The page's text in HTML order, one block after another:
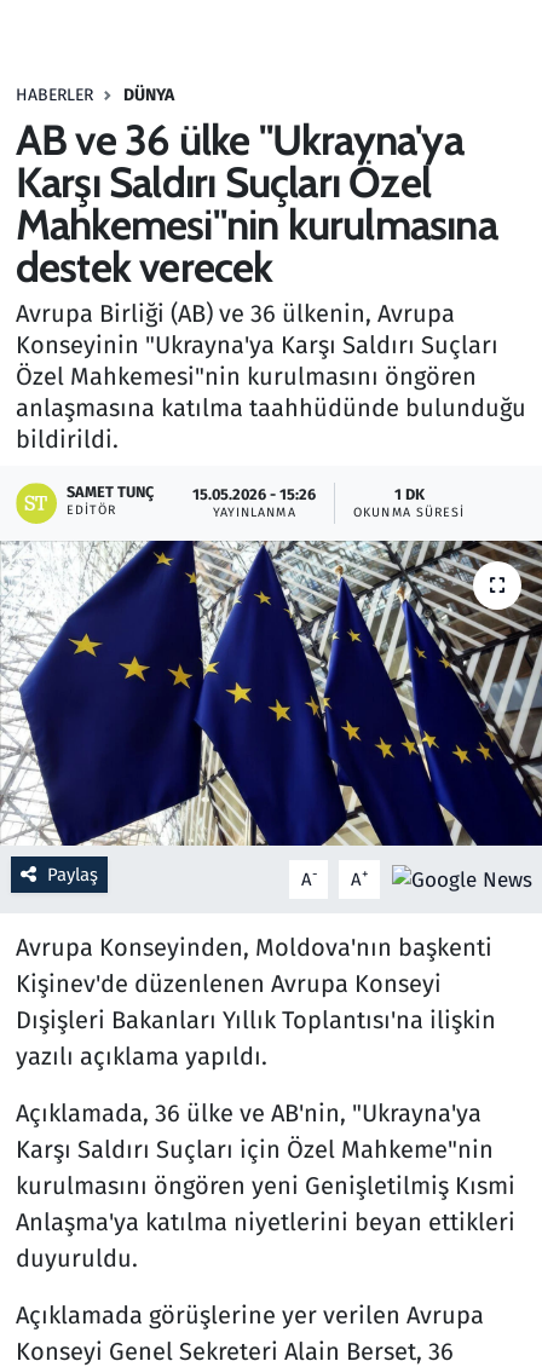
HABERLER DÜNYA
AB ve 36 ülke "Ukrayna'ya
Karşı Saldırı Suçları Özel
Mahkemesi"nin kurulmasına
destek verecek
Avrupa Birliği (AB) ve 36 ülkenin, Avrupa
Konseyinin "Ukrayna'ya Karşı Saldırı Suçları
Özel Mahkemesi"nin kurulmasını öngören
anlaşmasına katılma taahhüdünde bulunduğu
bildirildi.
SAMET TUNÇ
EDITÖR
15.05.2026 - 15:26
YAYINLANMA
1 DK
OKUNMA SÜRESI
Paylaş A- A+
Avrupa Konseyinden, Moldova'nın başkenti
Kişinev'de düzenlenen Avrupa Konseyi
Dışişleri Bakanları Yıllık Toplantısı'na ilişkin
yazılı açıklama yapıldı.
Açıklamada, 36 ülke ve AB'nin, "Ukrayna'ya
Karşı Saldırı Suçları için Özel Mahkeme"nin
kurulmasını öngören yeni Genişletilmiş Kısmi
Anlaşma'ya katılma niyetlerini beyan ettikleri
duyuruldu.
Açıklamada görüşlerine yer verilen Avrupa
Konseyi Genel Sekreteri Alain Berset, 36
Haber
Kültür Sanat
Kurumsal Haberler
Lezzet Durağı
Memur ve Kamu
Otomobil
Ramazan
Resmi İlanlar
Rüya Tabirleri
Savunma Sanayi
Seçim 2023
Teknoloji ve Bilim
Televizyon